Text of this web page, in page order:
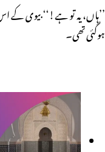
’’ہاں، یہ تو ہے!‘‘ بیوی
ہوگئی تھی۔